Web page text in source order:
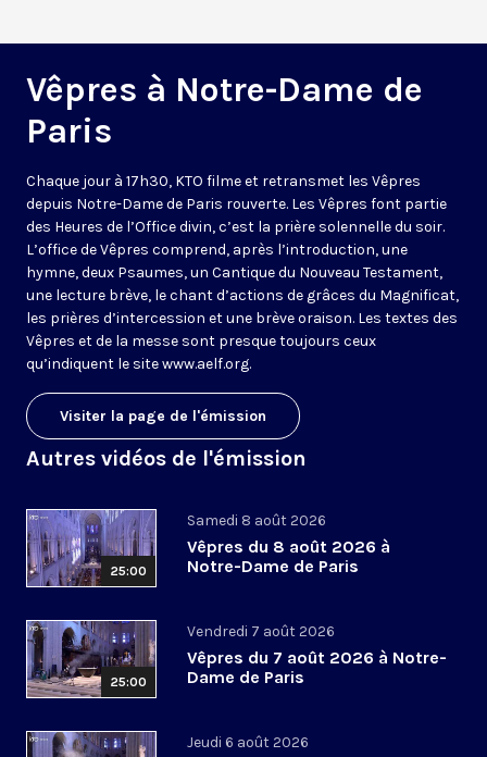
Vêpres à Notre-Dame de
Paris
Chaque jour à 17h30, KTO filme et retransmet les Vêpres
depuis Notre-Dame de Paris rouverte. Les Vêpres font partie
des Heures de l’Office divin, c’est la prière solennelle du soir.
L’office de Vêpres comprend, après l’introduction, une
hymne, deux Psaumes, un Cantique du Nouveau Testament,
une lecture brève, le chant d’actions de grâces du Magnificat,
les prières d’intercession et une brève oraison. Les textes des
Vêpres et de la messe sont presque toujours ceux
qu’indiquent le sitewww.aelf.org.
Visiter la page de l'émission
Autres vidéos de l'émission
25:00
Samedi 8 août 2026
Vêpres du 8 août 2026 à
Notre-Dame de Paris
25:00
Vendredi 7 août 2026
Vêpres du 7 août 2026 à Notre-
Dame de Paris
Jeudi 6 août 2026